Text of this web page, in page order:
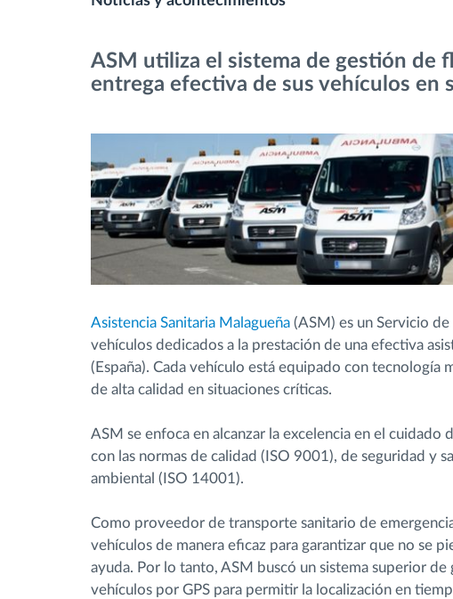
Gestión de combustible
Planificación y seguimiento de rutas
Identificación automática del
conductor
Descubrir todas las características
ASM utiliza el sistema de gestión de
entrega efectiva de sus vehículos en
Asistencia Sanitaria Malagueña (ASM) es un Servicio
vehículos dedicados a la prestación de una efectiva
(España). Cada vehículo está equipado con tecnología
de alta calidad en situaciones críticas.
ASM se enfoca en alcanzar la excelencia en el cuidado
con las normas de calidad (ISO 9001), de seguridad y
ambiental (ISO 14001).
Como proveedor de transporte sanitario de
vehículos de manera eficaz para garantizar que no se
ayuda. Por lo tanto, ASM buscó un sistema superior
vehículos por GPS para permitir la localización en